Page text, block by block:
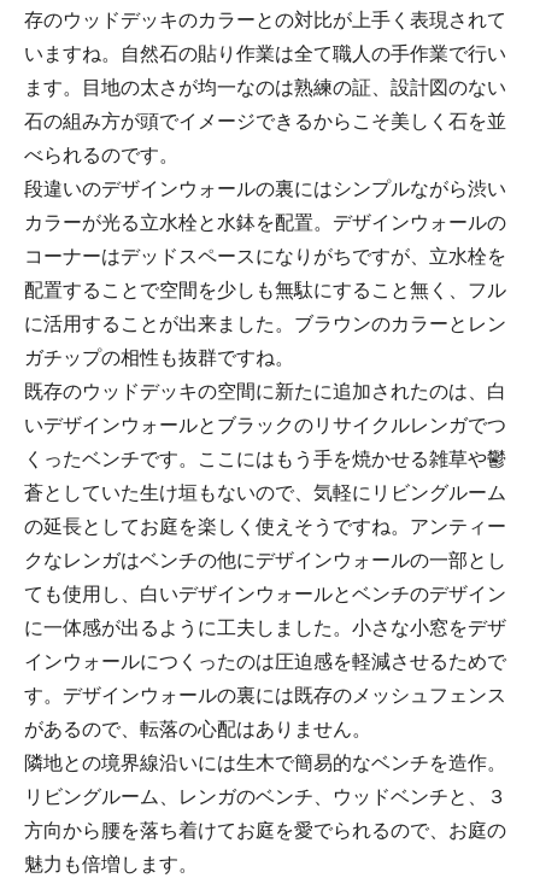
存のウッドデッキのカラーとの対比が上手く表現されて
いますね。自然石の貼り作業は全て職人の手作業で行い
ます。目地の太さが均一なのは熟練の証、設計図のない
石の組み方が頭でイメージできるからこそ美しく石を並
べられるのです。
段違いのデザインウォールの裏にはシンプルながら渋い
カラーが光る立水栓と水鉢を配置。デザインウォールの
コーナーはデッドスペースになりがちですが、立水栓を
配置することで空間を少しも無駄にすること無く、フル
に活用することが出来ました。ブラウンのカラーとレン
ガチップの相性も抜群ですね。
既存のウッドデッキの空間に新たに追加されたのは、白
いデザインウォールとブラックのリサイクルレンガでつ
くったベンチです。ここにはもう手を焼かせる雑草や鬱
蒼としていた生け垣もないので、気軽にリビングルーム
の延長としてお庭を楽しく使えそうですね。アンティー
クなレンガはベンチの他にデザインウォールの一部とし
ても使用し、白いデザインウォールとベンチのデザイン
に一体感が出るように工夫しました。小さな小窓をデザ
インウォールにつくったのは圧迫感を軽減させるためで
す。デザインウォールの裏には既存のメッシュフェンス
があるので、転落の心配はありません。
隣地との境界線沿いには生木で簡易的なベンチを造作。
リビングルーム、レンガのベンチ、ウッドベンチと、３
方向から腰を落ち着けてお庭を愛でられるので、お庭の
魅力も倍増します。